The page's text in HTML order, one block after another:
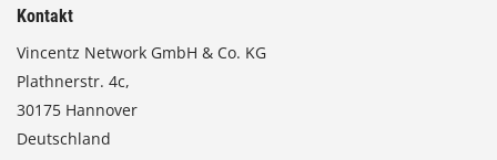
Kontakt
Vincentz Network GmbH & Co. KG
Plathnerstr. 4c,
30175 Hannover
Deutschland